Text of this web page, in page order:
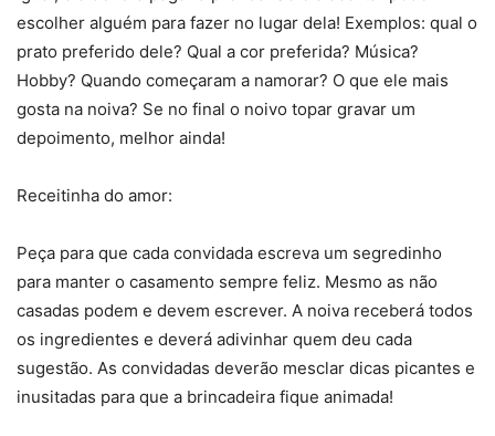
escolher alguém para fazer no lugar dela! Exemplos: qual o
prato preferido dele? Qual a cor preferida? Música?
Hobby? Quando começaram a namorar? O que ele mais
gosta na noiva? Se no final o noivo topar gravar um
depoimento, melhor ainda!
Receitinha do amor:
Peça para que cada convidada escreva um segredinho
para manter o casamento sempre feliz. Mesmo as não
casadas podem e devem escrever. A noiva receberá todos
os ingredientes e deverá adivinhar quem deu cada
sugestão. As convidadas deverão mesclar dicas picantes e
inusitadas para que a brincadeira fique animada!